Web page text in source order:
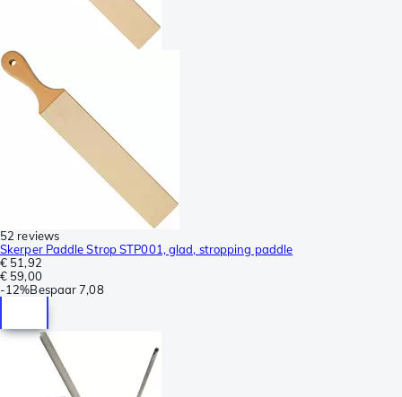
52 reviews
Skerper Paddle Strop STP001, glad, stropping paddle
€ 51,92
€ 59,00
-12%Bespaar 7,08